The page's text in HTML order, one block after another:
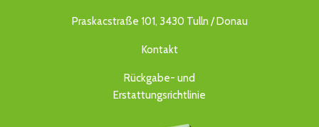
Praskacstraße 101, 3430 Tulln / Donau
Kontakt
Rückgabe- und
Erstattungsrichtlinie